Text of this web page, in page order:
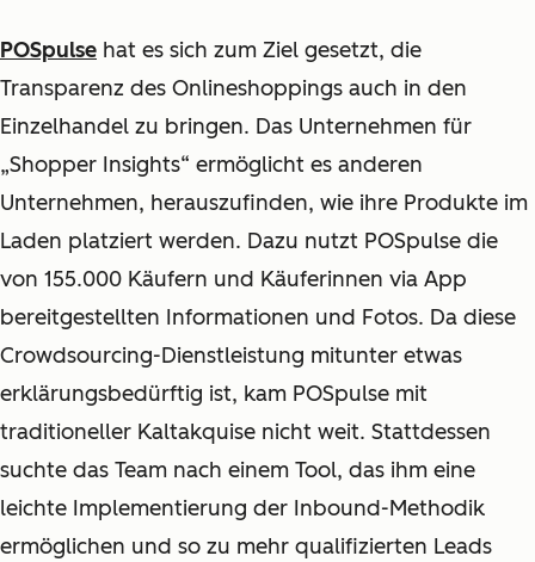
POSpulse hat es sich zum Ziel gesetzt, die
Transparenz des Onlineshoppings auch in den
Einzelhandel zu bringen. Das Unternehmen für
„Shopper Insights“ ermöglicht es anderen
Unternehmen, herauszufinden, wie ihre Produkte im
Laden platziert werden. Dazu nutzt POSpulse die
von 155.000 Käufern und Käuferinnen via App
bereitgestellten Informationen und Fotos. Da diese
Crowdsourcing-Dienstleistung mitunter etwas
erklärungsbedürftig ist, kam POSpulse mit
traditioneller Kaltakquise nicht weit. Stattdessen
suchte das Team nach einem Tool, das ihm eine
leichte Implementierung der Inbound-Methodik
ermöglichen und so zu mehr qualifizierten Leads